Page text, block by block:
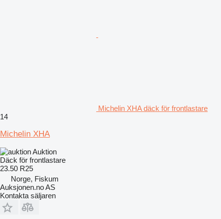
Michelin XHA däck för frontlastare
14
Michelin XHA
Auktion
Däck för frontlastare
23.50 R25
Norge, Fiskum
Auksjonen.no AS
Kontakta säljaren